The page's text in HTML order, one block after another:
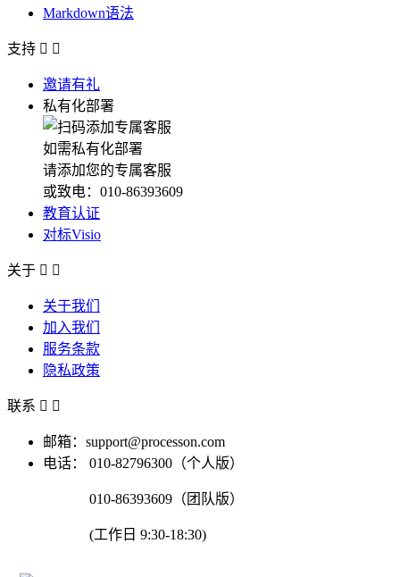
Markdown语法
支持  
邀请有礼
私有化部署
如需私有化部署
请添加您的专属客服
或致电：010-86393609
教育认证
对标Visio
关于  
关于我们
加入我们
服务条款
隐私政策
联系  
邮箱：support@processon.com
电话：
010-82796300（个人版）
010-86393609（团队版）
(工作日 9:30-18:30)